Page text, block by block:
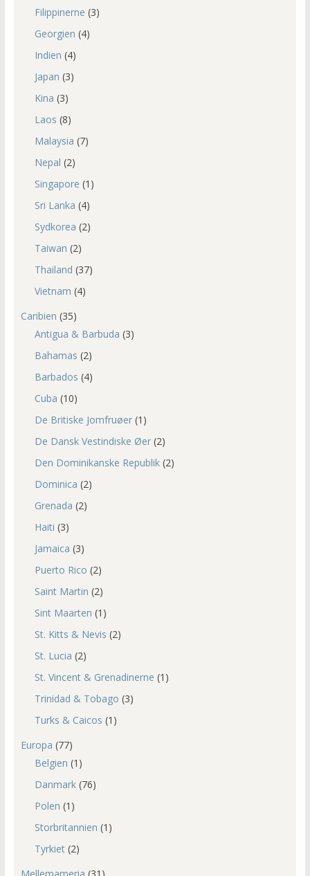
Filippinerne (3)
Georgien (4)
Indien (4)
Japan (3)
Kina (3)
Laos (8)
Malaysia (7)
Nepal (2)
Singapore (1)
Sri Lanka (4)
Sydkorea (2)
Taiwan (2)
Thailand (37)
Vietnam (4)
Caribien (35)
Antigua & Barbuda (3)
Bahamas (2)
Barbados (4)
Cuba (10)
De Britiske Jomfruøer(1)
De Dansk Vestindiske Øer(2)
Den Dominikanske Republik(2)
Dominica (2)
Grenada (2)
Haiti (3)
Jamaica (3)
Puerto Rico (2)
Saint Martin (2)
Sint Maarten (1)
St. Kitts & Nevis (2)
St. Lucia (2)
St. Vincent & Grenadinerne (1)
Trinidad & Tobago (3)
Turks & Caicos (1)
Europa (77)
Belgien (1)
Danmark(76)
Polen (1)
Storbritannien (1)
Tyrkiet(2)